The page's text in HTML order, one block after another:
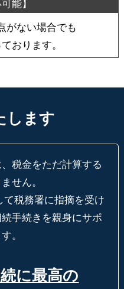
がない場合でも
おります。
します
税金をただ計算する
せん。
て税務署に指摘を受け
手続きを親身にサポ
。
に最高の